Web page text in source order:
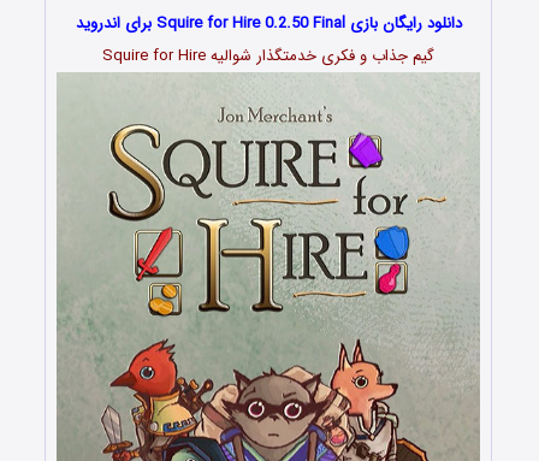
دانلود رایگان بازی Squire for Hire 0.2.50 Final برای اندروید
گیم جذاب و فکری خدمتگذار شوالیه Squire for Hire